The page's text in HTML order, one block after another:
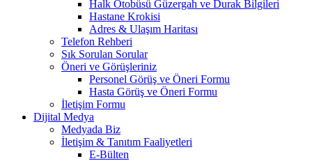
Halk Otobüsü Güzergah ve Durak Bilgileri
Hastane Krokisi
Adres & Ulaşım Haritası
Telefon Rehberi
Sık Sorulan Sorular
Öneri ve Görüşleriniz
Personel Görüş ve Öneri Formu
Hasta Görüş ve Öneri Formu
İletişim Formu
Dijital Medya
Medyada Biz
İletişim & Tanıtım Faaliyetleri
E-Bülten